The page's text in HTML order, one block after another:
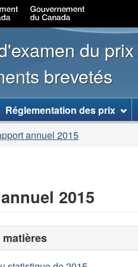
du
brevetés
Réglementation des prix
annuel 2015
2015
matières